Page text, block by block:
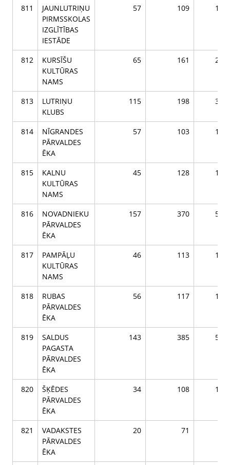
811
JAUNLUTRIŅU
PIRMSSKOLAS
IZGLĪTĪBAS
IESTĀDE
57 109 166
812
KURSĪŠU
KULTŪRAS
NAMS
65 161 226
813
LUTRIŅU
KLUBS
115 198 313
814
NĪGRANDES
PĀRVALDES
ĒKA
57 103 160
815
KALNU
KULTŪRAS
NAMS
45 128 173
816
NOVADNIEKU
PĀRVALDES
ĒKA
157 370 527
817
PAMPĀĻU
KULTŪRAS
NAMS
46 113 159
818
RUBAS
PĀRVALDES
ĒKA
56 117 173
819
SALDUS
PAGASTA
PĀRVALDES
ĒKA
143 385 528
820
ŠĶĒDES
PĀRVALDES
ĒKA
34 108 142
821
VADAKSTES
PĀRVALDES
ĒKA
20 71